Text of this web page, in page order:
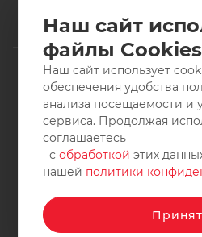
2011-2026 © интернет-
ВелоСаратов. Не является
защищены. Заимствование
Наш сайт
файлы Cookies
Наш сайт использует
обеспечения удобства
анализа посещаемости и
сервиса. Продолжая
соглашаетесь
собработкойэтих
нашей политики